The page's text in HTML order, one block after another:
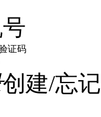
证码
创建/忘